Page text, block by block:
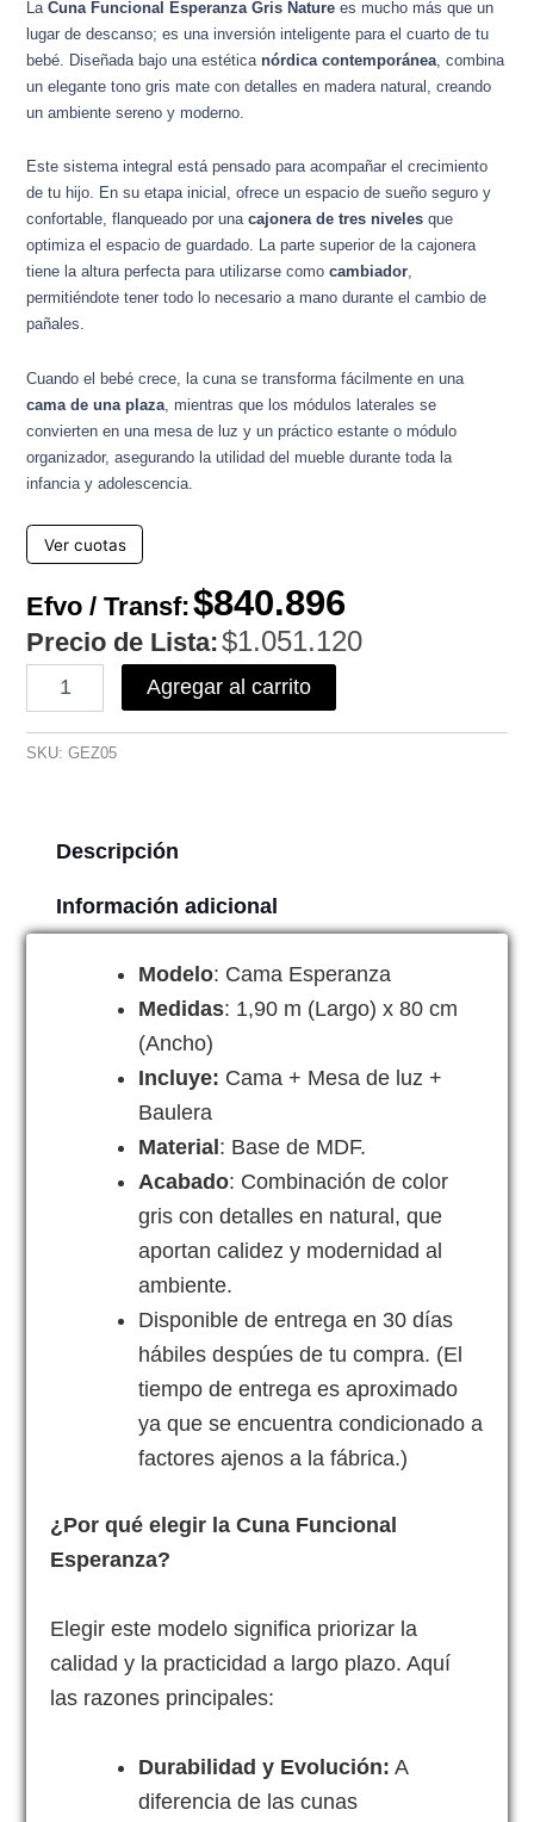
LaCuna Funcional Esperanza Gris Nature es mucho más que un
lugar de descanso; es una inversión inteligente para el cuarto de tu
bebé. Diseñada bajo una estéticanórdica contemporánea , combina
un elegante tono gris mate con detalles en madera natural, creando
un ambiente sereno y moderno.
Este sistema integral está pensado para acompañar el crecimiento
de tu hijo. En su etapa inicial, ofrece un espacio de sueño seguro y
confortable, flanqueado por unacajonera de tres niveles que
optimiza el espacio de guardado. La parte superior de la cajonera
tiene la altura perfecta para utilizarse comocambiador,
permitiéndote tener todo lo necesario a mano durante el cambio de
pañales.
Cuando el bebé crece, la cuna se transforma fácilmente en una
cama de una plaza , mientras que los módulos laterales se
convierten en una mesa de luz y un práctico estante o módulo
organizador, asegurando la utilidad del mueble durante toda la
infancia y adolescencia.
Ver cuotas
Efvo / Transf:$840.896
Precio de Lista:$1.051.120
Funcional
cantidad
Agregar al carrito
SKU:GEZ05
Descripción
Información adicional
Modelo: Cama Esperanza
Medidas: 1,90 m (Largo) x 80 cm
(Ancho)
Incluye: Cama + Mesa de luz +
Baulera
Material : Base de MDF.
Acabado: Combinación de color
gris con detalles en natural, que
aportan calidez y modernidad al
ambiente.
Disponible de entrega en 30 días
hábiles despúes de tu compra. (El
tiempo de entrega es aproximado
ya que se encuentra condicionado a
factores ajenos a la fábrica.)
¿Por qué elegir la Cuna Funcional
Esperanza?
Elegir este modelo significa priorizar la
calidad y la practicidad a largo plazo. Aquí
las razones principales:
Durabilidad y Evolución: A
diferencia de las cunas